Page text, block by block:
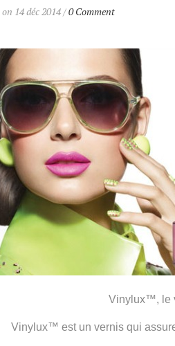
14 déc 2014 /0 Comment
Vinylux™, le
Vinylux™ est un vernis qui